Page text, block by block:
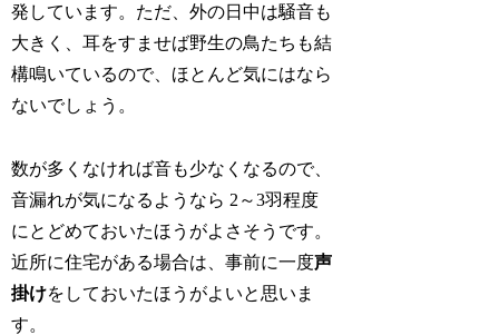
発しています。ただ、外の日中は騒音も
大きく、耳をすませば野生の鳥たちも結
構鳴いているので、ほとんど気にはなら
ないでしょう。
数が多くなければ音も少なくなるので、
音漏れが気になるようなら 2～3羽程度
にとどめておいたほうがよさそうです。
近所に住宅がある場合は、事前に一度声
掛けをしておいたほうがよいと思いま
す。